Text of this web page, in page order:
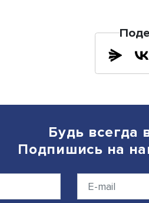
рост
Создается
объем
19.05.2026